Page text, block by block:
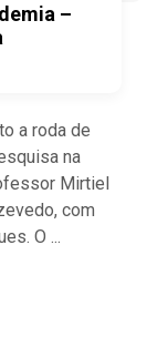
–
a roda de
na
Mirtiel
com
O ...